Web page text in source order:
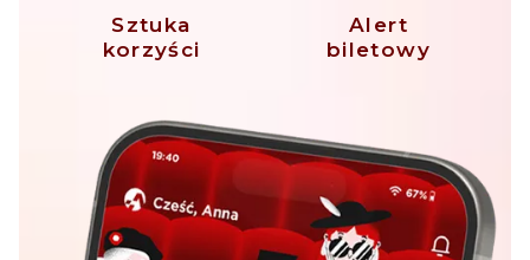
Sztuka
korzyści
Alert
biletowy